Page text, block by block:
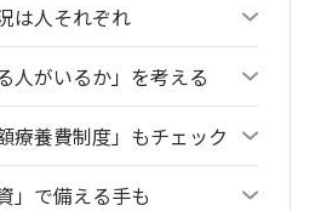
は人それぞれ
人がいるか」を考える
療養費制度」もチェック
」で備える手も